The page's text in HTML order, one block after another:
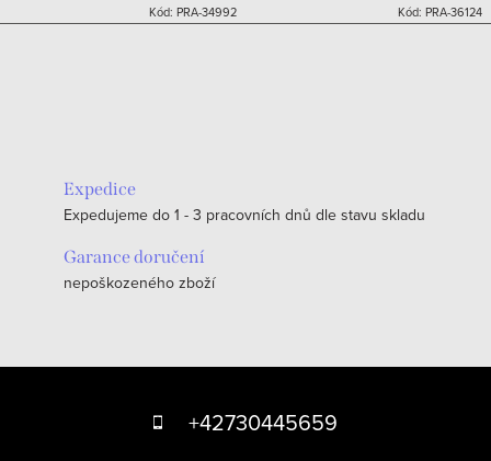
Kód: PRA-34992 Kód: PRA-36124
Expedice
Expedujeme do 1 - 3 pracovních dnů dle stavu skladu
Garance doručení
nepoškozeného zboží
+42730445659